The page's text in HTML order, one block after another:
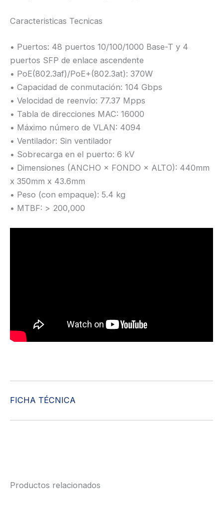
Caracteristicas Tecnicas
• Puertos: 48 puertos 10/100/1000 Base-T y 4
puertos SFP de enlace ascendente
• PoE(802.3af)/PoE+(802.3at): 370W
• Capacidad de conmutación: 104 Gbps
• Velocidad de reenvío: 77.37 Mpps
• Tabla de direcciones MAC: 16000
• Máximo número de VLAN: 4094
• Ventilador: Sin ventilador
• Sobrecarga en el puerto: 6 kV
• Dimensiones (ANCHO × FONDO × ALTO): 440mm
x 350mm x 43.6mm
• Peso (con empaque): 5.4 kg
• MTBF: > 200,000
FICHA TÉCNICA
Productos relacionados